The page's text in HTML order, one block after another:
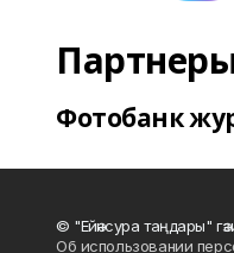
Фотобанк
© "Ейәнсура таңдары"
Об использовании